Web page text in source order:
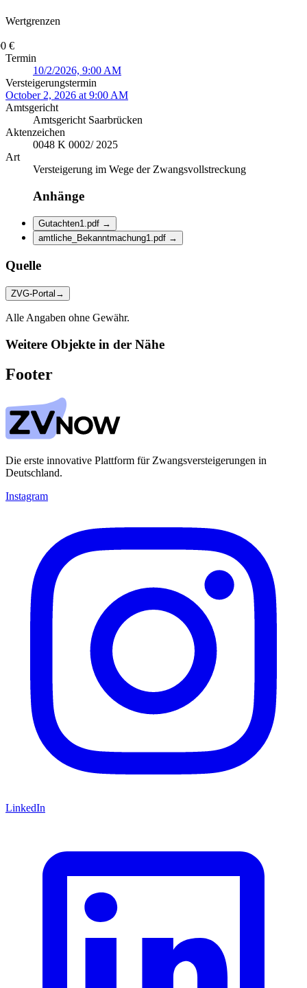
Wertgrenzen
€
Termin
10/2/2026, 9:00 AM
Versteigerungstermin
October 2, 2026 at 9:00 AM
Amtsgericht
Amtsgericht Saarbrücken
Aktenzeichen
0048 K 0002/ 2025
Art
Versteigerung im Wege der Zwangsvollstreckung
Anhänge
Gutachten1.pdf →
amtliche_Bekanntmachung1.pdf →
Quelle
ZVG-Portal →
Alle Angaben ohne Gewähr.
Weitere Objekte in der Nähe
Footer
Die erste innovative Plattform für Zwangsversteigerungen in
Deutschland.
Instagram
LinkedIn